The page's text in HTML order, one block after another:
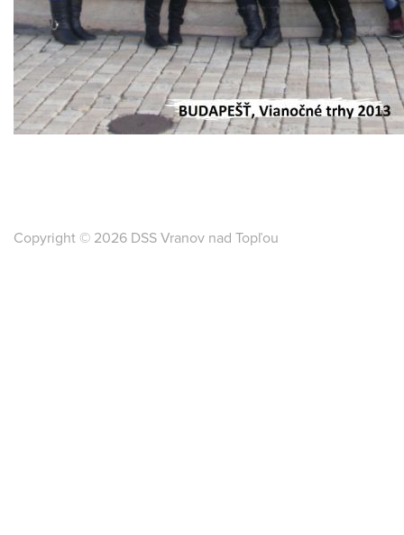
Copyright © 2026 DSS Vranov nad Topľou